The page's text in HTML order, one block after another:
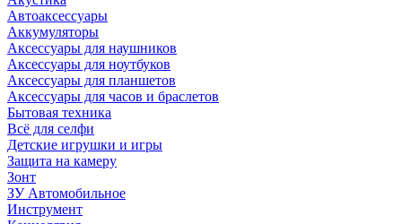
Автоаксессуары
Аккумуляторы
Аксессуары для наушников
Аксессуары для ноутбуков
Аксессуары для планшетов
Аксессуары для часов и браслетов
Бытовая техника
Всё для селфи
Детские игрушки и игры
Защита на камеру
Зонт
ЗУ Автомобильное
Инструмент